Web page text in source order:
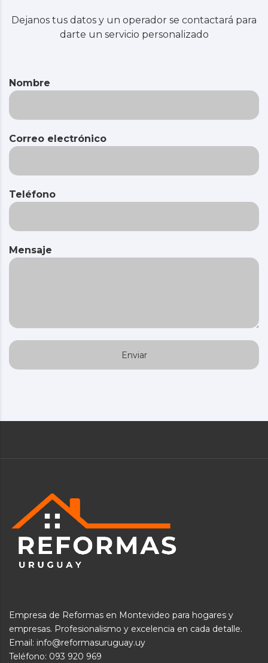
Dejanos tus datos y un operador se contactará para
darte un servicio personalizado
Nombre
Correo electrónico
Teléfono
Mensaje
Empresa de Reformas en Montevideo para hogares y
empresas. Profesionalismo y excelencia en cada detalle.
Email: info@reformasuruguay.uy
Teléfono: 093 920 969